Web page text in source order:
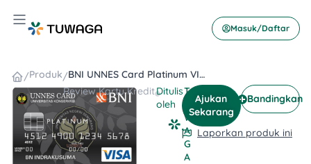
Hamburger Toggle Menu
Masuk/Daftar
/Produk/ BNI UNNES Card Platinum VISA
ReviewKartu KreditDitulis
oleh
T
W
A
G
A
Ajukan
Sekarang
Bandingkan
Laporkan produk ini